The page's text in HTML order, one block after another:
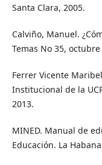
Santa Clara, 2005.
Calviño, Manuel.
Temas No 35,
Ferrer Vicente
Institucional de la
2013.
MINED. Manual de
Educación. La